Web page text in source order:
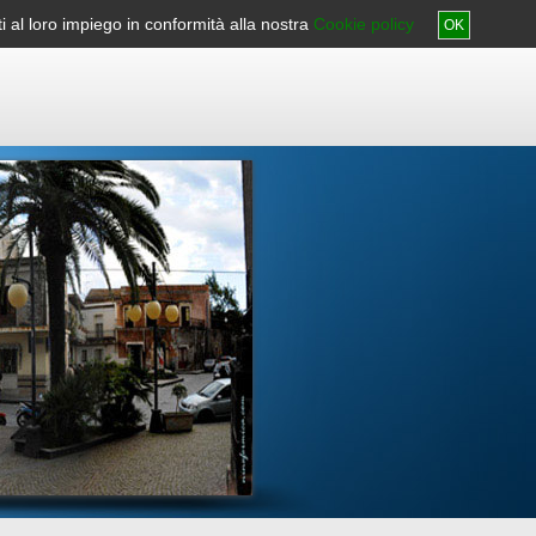
al loro impiego in conformità alla nostra Cookie policy OK
Aiuto Accesskey Contatti